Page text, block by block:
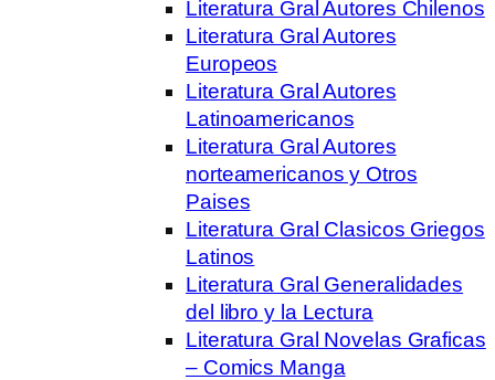
Literatura Gral Autores Chilenos
Literatura Gral Autores
Europeos
Literatura Gral Autores
Latinoamericanos
Literatura Gral Autores
norteamericanos y Otros
Paises
Literatura Gral Clasicos Griegos
Latinos
Literatura Gral Generalidades
del libro y la Lectura
Literatura Gral Novelas Graficas
– Comics Manga